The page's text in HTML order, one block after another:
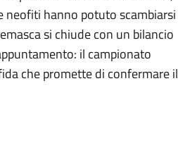
neofiti hanno potuto scambiarsi
si chiude con un bilancio
il campionato
che promette di confermare il